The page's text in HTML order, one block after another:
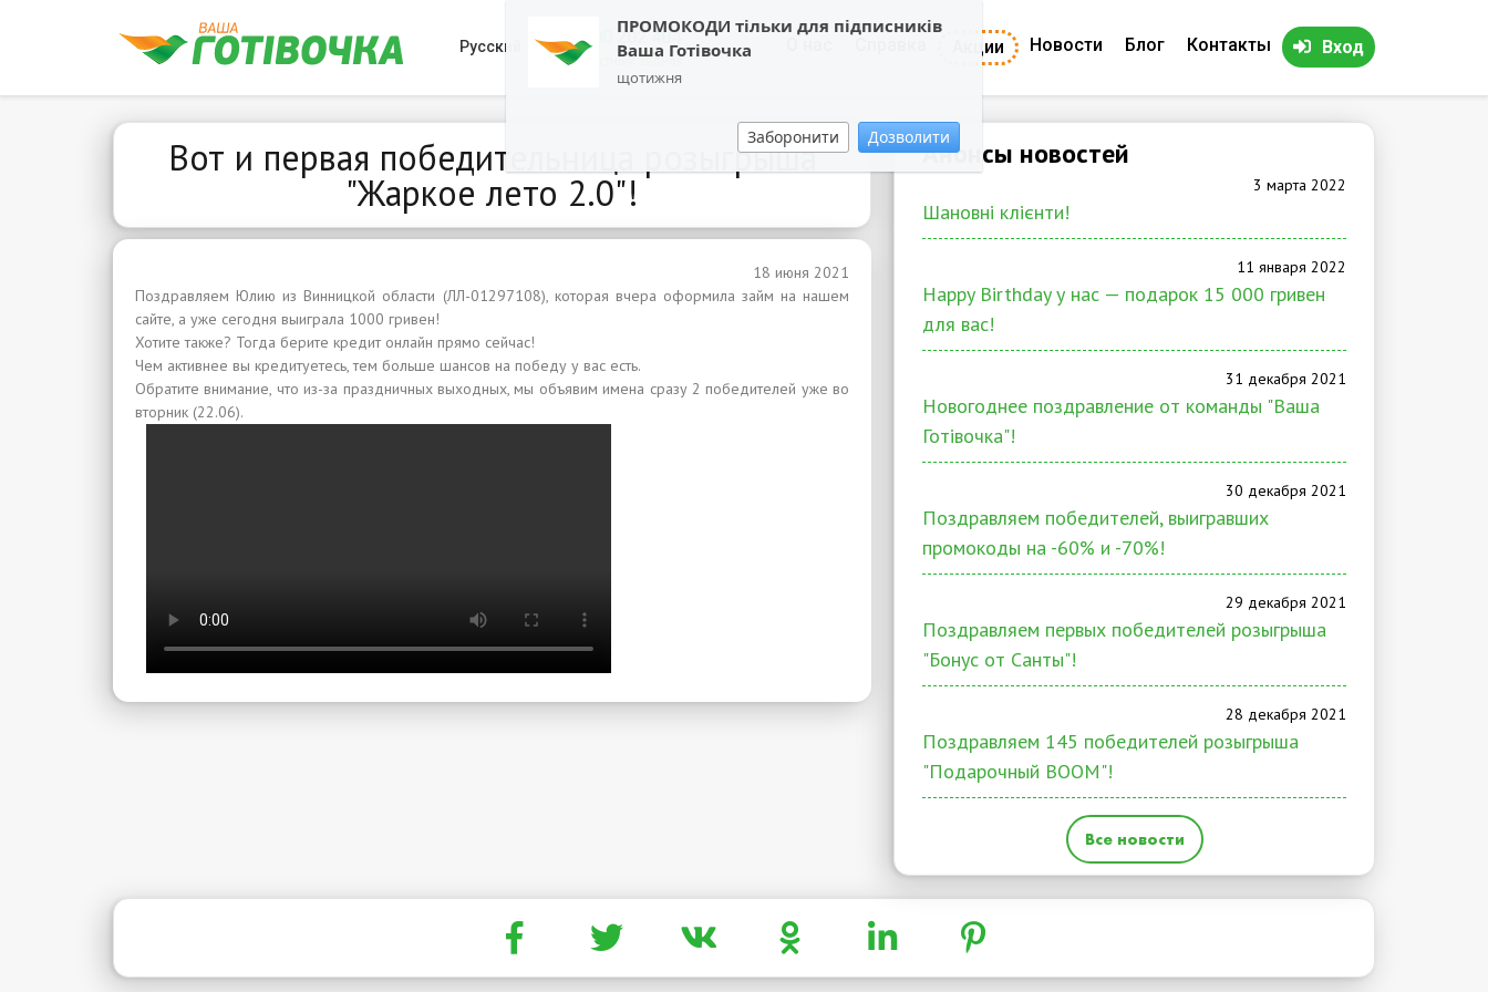
ПРОМОКОДИ тільки для підписників
Ваша Готівочка
щотижня
Заборонити Дозволити
Русский 0800 202 404
Обратный звонок
Акции Новости Блог Контакты Вход
Вот и первая победительница розыгрыша
"Жаркое лето 2.0"!
18 июня 2021
Поздравляем Юлию из Винницкой области (ЛЛ-01297108), которая вчера оформила займ на нашем
сайте, а уже сегодня выиграла 1000 гривен!
Хотите также? Тогда берите кредит онлайн прямо сейчас!
Чем активнее вы кредитуетесь, тем больше шансов на победу у вас есть.
Обратите внимание, что из-за праздничных выходных, мы объявим имена сразу 2 победителей уже во
вторник (22.06).
Анонсы новостей
3 марта 2022
Шановні клієнти!
11 января 2022
Happy Birthday у нас — подарок 15 000 гривен
для вас!
31 декабря 2021
Новогоднее поздравление от команды "Ваша
Готівочка"!
30 декабря 2021
Поздравляем победителей, выигравших
промокоды на -60% и -70%!
29 декабря 2021
Поздравляем первых победителей розыгрыша
"Бонус от Санты"!
28 декабря 2021
Поздравляем 145 победителей розыгрыша
"Подарочный BOOM"!
Все новости